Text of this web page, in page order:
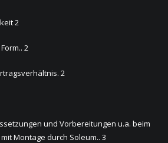
2
2
2
und Vorbereitungen u.a. beim
Montage durch Soleum.. 3